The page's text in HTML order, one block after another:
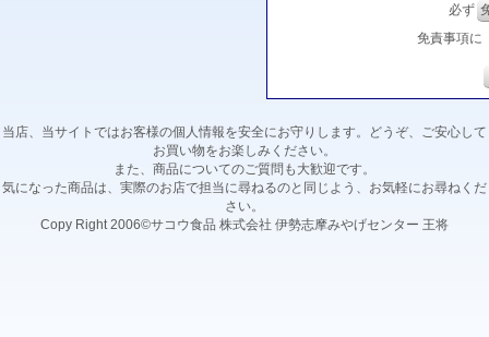
必ず
免責事項に
当店、当サイトではお客様の個人情報を安全にお守りします。どうぞ、ご安心して
お買い物をお楽しみください。
また、商品についてのご質問も大歓迎です。
気になった商品は、実際のお店で担当に尋ねるのと同じよう、お気軽にお尋ねくだ
さい。
Copy Right 2006©サコウ食品 株式会社 伊勢志摩みやげセンター 王将